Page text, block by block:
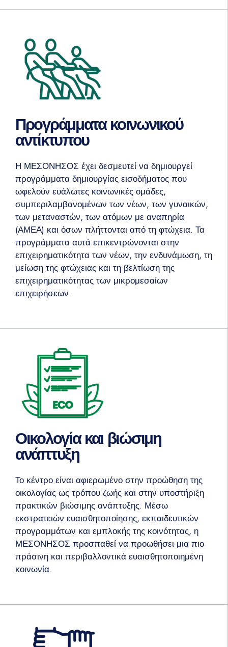
Οικολογία και βιώσιμη
ανάπτυξη
Το κέντρο είναι αφιερωμένο στην προώθηση της
οικολογίας ως τρόπου ζωής και στην υποστήριξη
πρακτικών βιώσιμης ανάπτυξης. Μέσω
εκστρατειών ευαισθητοποίησης, εκπαιδευτικών
προγραμμάτων και εμπλοκής της κοινότητας, η
ΜΕΣΟΝΗΣΟΣ προσπαθεί να προωθήσει μια πιο
πράσινη και περιβαλλοντικά ευαισθητοποιημένη
κοινωνία.
Προγράμματα κοινωνικού
αντίκτυπου
Η ΜΕΣΟΝΗΣΟΣ έχει δεσμευτεί να δημιουργεί
προγράμματα δημιουργίας εισοδήματος που
ωφελούν ευάλωτες κοινωνικές ομάδες,
συμπεριλαμβανομένων των νέων, των γυναικών,
των μεταναστών, των ατόμων με αναπηρία
(ΑΜΕΑ) και όσων πλήττονται από τη φτώχεια. Τα
προγράμματα αυτά επικεντρώνονται στην
επιχειρηματικότητα των νέων, την ενδυνάμωση, τη
μείωση της φτώχειας και τη βελτίωση της
επιχειρηματικότητας των μικρομεσαίων
επιχειρήσεων.